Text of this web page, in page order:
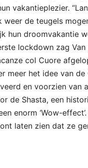
vakantieplezier.
de teugels
hun droomvakantie
lockdown zag
col Cuore
meer het idee van
en voorzien van
de Shasta, een
enorm ‘Wow-
laten zien dat ze